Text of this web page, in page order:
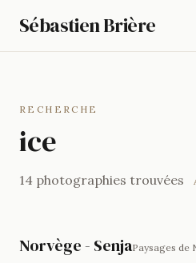
Sébastien Brière
RECHERCHE
ice
14 photographies trouvées
Norvège - SenjaPaysages de